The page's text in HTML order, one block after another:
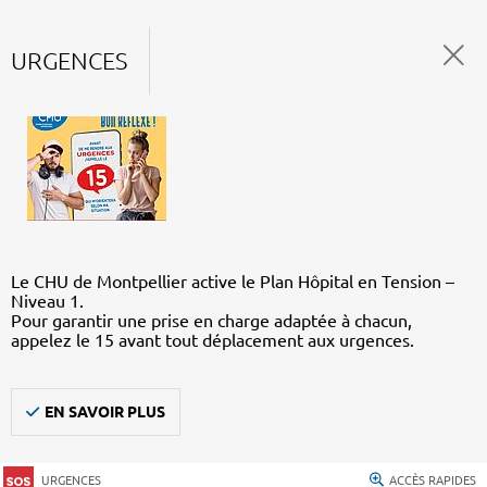
URGENCES
Le CHU de Montpellier active le Plan Hôpital en Tension –
Niveau 1.
Pour garantir une prise en charge adaptée à chacun,
appelez le 15 avant tout déplacement aux urgences.
EN SAVOIR PLUS
URGENCES ACCÈS RAPIDES